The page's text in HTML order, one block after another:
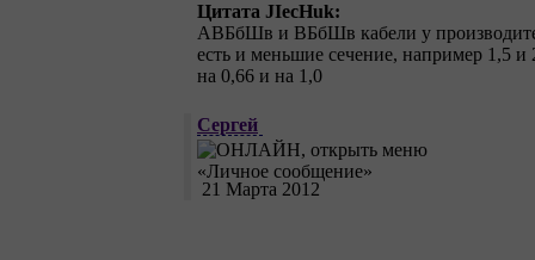
Цитата JIecHuk:
АВБбШв и ВБбШв кабели у
есть и меньшие сечение, например 1,5 и
на 0,66 и на 1,0
Сeргей
21 Марта 2012